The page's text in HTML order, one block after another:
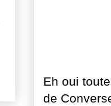
Eh oui
de